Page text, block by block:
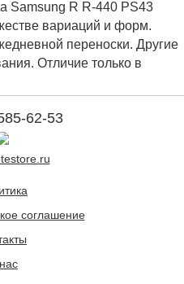
Samsung R R-440 PS43
вариаций и форм.
переноски. Другие
Отличие только в
62-53
соглашение